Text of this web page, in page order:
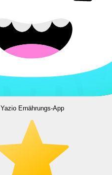
Yazio Ernährungs-App